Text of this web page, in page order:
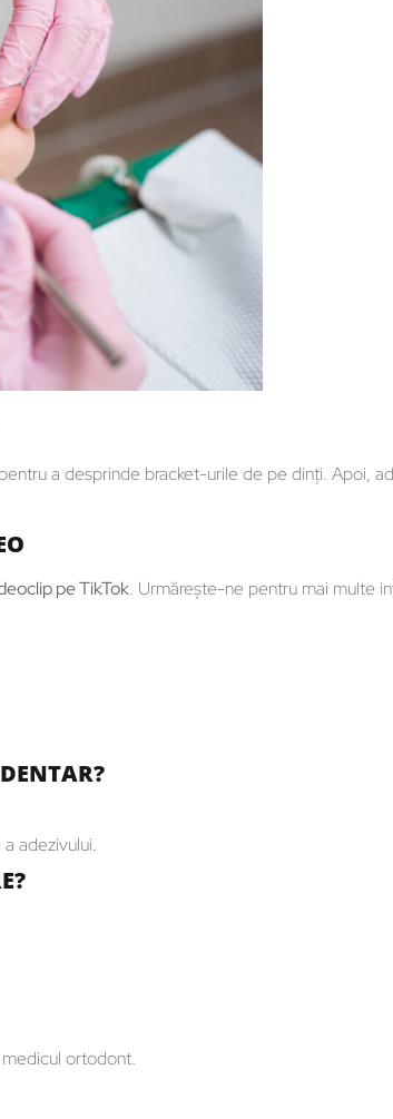
a desprinde bracket-urile de pe dinţi. Apoi,
pe TikTok. Urmăreşte-ne pentru mai multe
adezivului.
ortodont.